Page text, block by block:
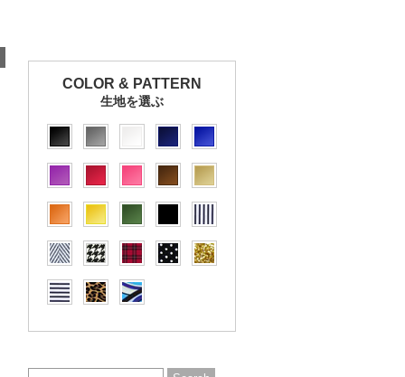
COLOR & PATTERN
生地を選ぶ